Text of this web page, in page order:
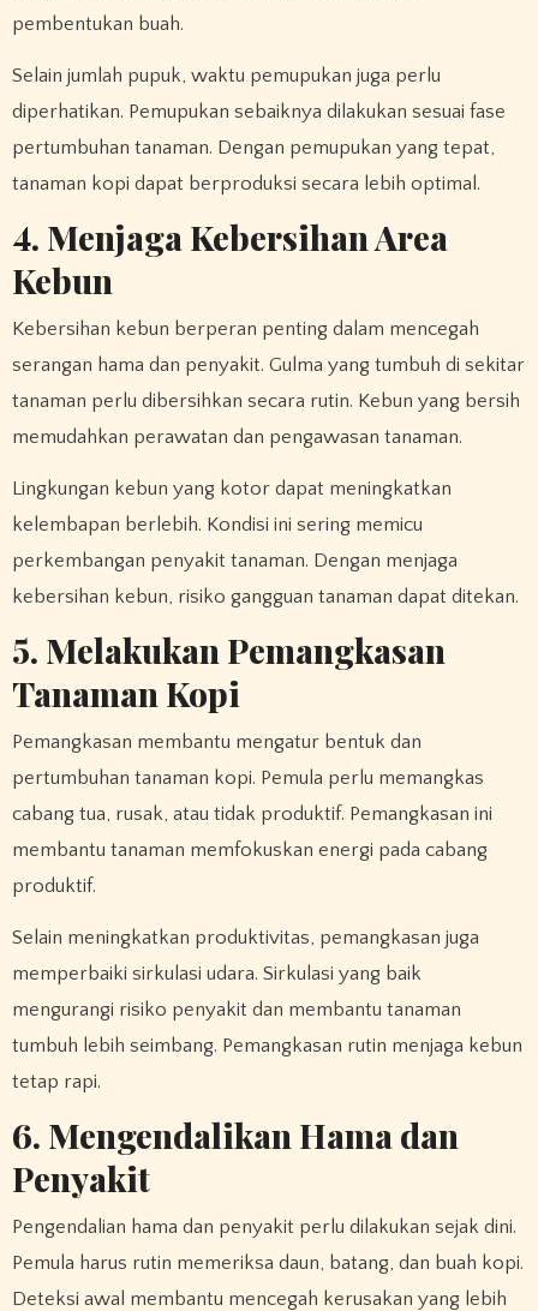
pembentukan buah.
Selain jumlah pupuk, waktu pemupukan juga perlu
diperhatikan. Pemupukan sebaiknya dilakukan sesuai fase
pertumbuhan tanaman. Dengan pemupukan yang tepat,
tanaman kopi dapat berproduksi secara lebih optimal.
4. Menjaga Kebersihan Area
Kebun
Kebersihan kebun berperan penting dalam mencegah
serangan hama dan penyakit. Gulma yang tumbuh di sekitar
tanaman perlu dibersihkan secara rutin. Kebun yang bersih
memudahkan perawatan dan pengawasan tanaman.
Lingkungan kebun yang kotor dapat meningkatkan
kelembapan berlebih. Kondisi ini sering memicu
perkembangan penyakit tanaman. Dengan menjaga
kebersihan kebun, risiko gangguan tanaman dapat ditekan.
5. Melakukan Pemangkasan
Tanaman Kopi
Pemangkasan membantu mengatur bentuk dan
pertumbuhan tanaman kopi. Pemula perlu memangkas
cabang tua, rusak, atau tidak produktif. Pemangkasan ini
membantu tanaman memfokuskan energi pada cabang
produktif.
Selain meningkatkan produktivitas, pemangkasan juga
memperbaiki sirkulasi udara. Sirkulasi yang baik
mengurangi risiko penyakit dan membantu tanaman
tumbuh lebih seimbang. Pemangkasan rutin menjaga kebun
tetap rapi.
6. Mengendalikan Hama dan
Penyakit
Pengendalian hama dan penyakit perlu dilakukan sejak dini.
Pemula harus rutin memeriksa daun, batang, dan buah kopi.
Deteksi awal membantu mencegah kerusakan yang lebih